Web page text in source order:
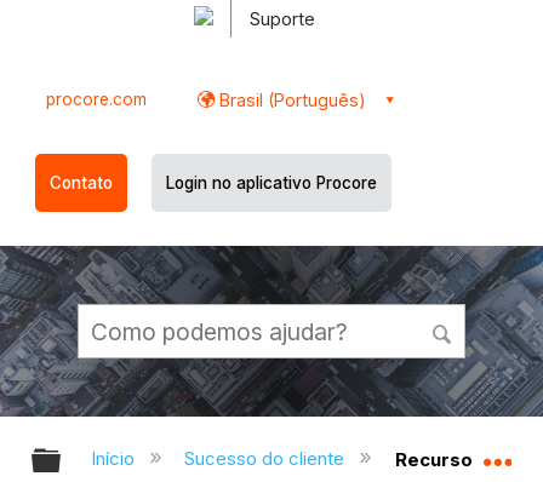
Suporte
procore.com Brasil (Português)
Contato Login no aplicativo Procore
Expandir/recolher hierarquia
Início Sucesso do cliente Recursos de